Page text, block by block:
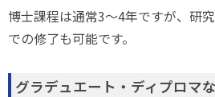
博士課程は通常3〜4年ですが、研
での修了も可能です。
グラデュエート・ディプロマ